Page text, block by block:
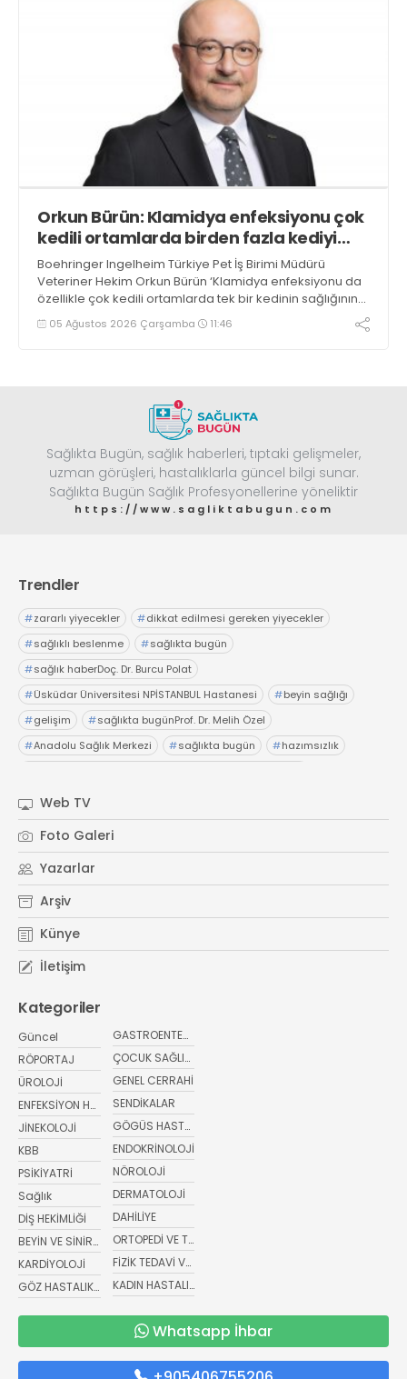
Orkun Bürün: Klamidya enfeksiyonu çok
kedili ortamlarda birden fazla kediyi
etkileyebilir
Boehringer Ingelheim Türkiye Pet İş Birimi Müdürü
Veteriner Hekim Orkun Bürün ‘Klamidya enfeksiyonu da
özellikle çok kedili ortamlarda tek bir kedinin sağlığının
ötesine geçerek birden fazla kediyi etkileyebilen bir
tabloya dönüşebilir’ dedi
05 Ağustos 2026 Çarşamba 11:46
Sağlıkta Bugün, sağlık haberleri, tıptaki gelişmeler,
uzman görüşleri, hastalıklarla güncel bilgi sunar.
Sağlıkta Bugün Sağlık Profesyonellerine yöneliktir
https://www.sagliktabugun.com
Trendler
#zararlı yiyecekler #dikkat edilmesi gereken yiyecekler
#sağlıklı beslenme #sağlıkta bugün
#sağlık haberDoç. Dr. Burcu Polat
#Üsküdar Üniversitesi NPİSTANBUL Hastanesi #beyin sağlığı
#gelişim #sağlıkta bugünProf. Dr. Melih Özel
#Anadolu Sağlık Merkezi #sağlıkta bugün #hazımsızlık
# Dr. İsmail Çalıkoğlu
#sağlıkta bugünElensilia Arbutin Serum #K-Land
Web TV
Foto Galeri
Yazarlar
Arşiv
Künye
İletişim
Kategoriler
Güncel
RÖPORTAJ
ÜROLOJİ
ENFEKSİYON HASTALIKLARI
JİNEKOLOJİ
KBB
PSİKİYATRİ
Sağlık
DİŞ HEKİMLİĞİ
BEYİN VE SİNİR CERRAHİSİ
KARDİYOLOJİ
GÖZ HASTALIKLARI
GASTROENTEROLOJİ
ÇOCUK SAĞLIĞI VE HASTALIKLARI
GENEL CERRAHİ
SENDİKALAR
GÖGÜS HASTALIKLARI
ENDOKRİNOLOJİ
NÖROLOJİ
DERMATOLOJİ
DAHİLİYE
ORTOPEDİ VE TRAVMATOLOJİ
FİZİK TEDAVİ VE REHABİLİTASYON
KADIN HASTALIKLARI VE DOĞUM
Whatsapp İhbar